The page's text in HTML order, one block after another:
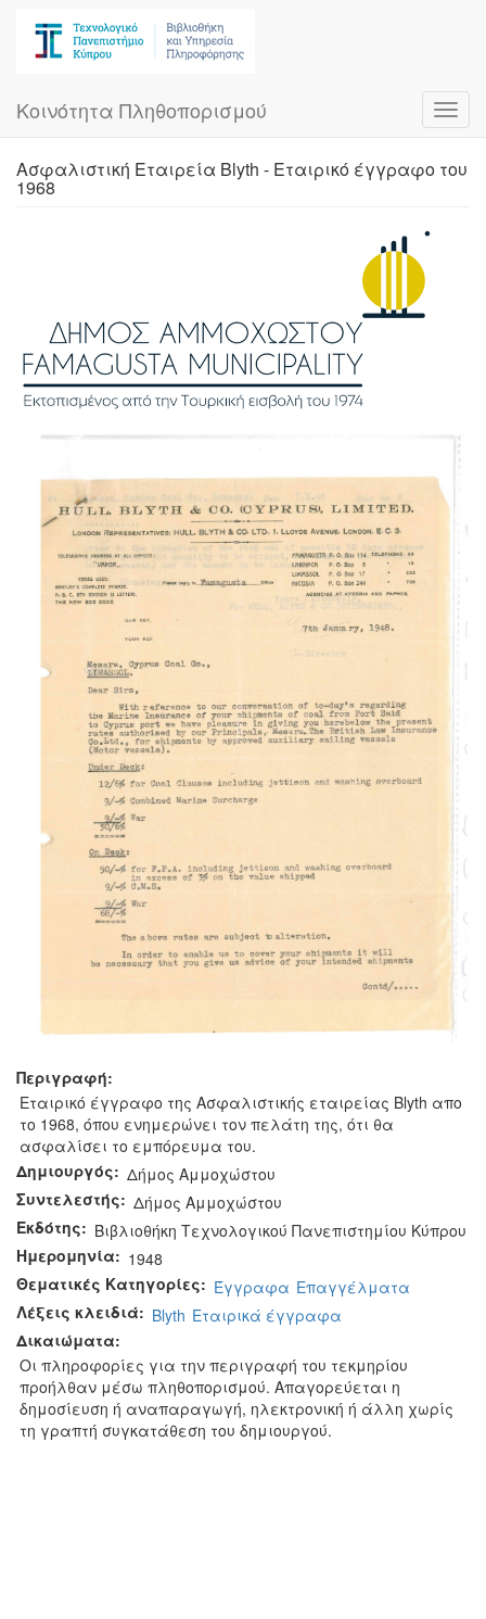
Κοινότητα Πληθοπορισμού
Ασφαλιστική Εταιρεία Blyth - Εταιρικό έγγραφο του
1968
Περιγραφή:
Εταιρικό έγγραφο της Ασφαλιστικής εταιρείας Blyth απο
το 1968, όπου ενημερώνει τον πελάτη της, ότι θα
ασφαλίσει το εμπόρευμα του.
Δημιουργός: Δήμος Αμμοχώστου
Συντελεστής: Δήμος Αμμοχώστου
Εκδότης: Βιβλιοθήκη Τεχνολογικού Πανεπιστημίου Κύπρου
Ημερομηνία: 1948
Θεματικές Κατηγορίες: Έγγραφα Επαγγέλματα
Λέξεις κλειδιά: Blyth Εταιρικά έγγραφα
Δικαιώματα:
Οι πληροφορίες για την περιγραφή του τεκμηρίου
προήλθαν μέσω πληθοπορισμού. Απαγορεύεται η
δημοσίευση ή αναπαραγωγή, ηλεκτρονική ή άλλη χωρίς
τη γραπτή συγκατάθεση του δημιουργού.